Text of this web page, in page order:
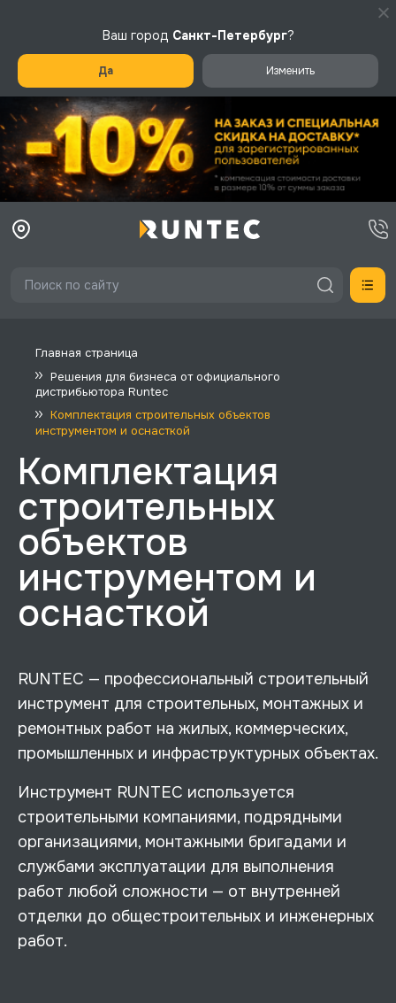
Ваш город Санкт-Петербург?
Да Изменить
Главная страница
Решения для бизнеса от официального
дистрибьютора Runtec
Комплектация строительных объектов
инструментом и оснасткой
Комплектация
строительных
объектов
инструментом и
оснасткой
RUNTEC — профессиональный строительный
инструмент для строительных, монтажных и
ремонтных работ на жилых, коммерческих,
промышленных и инфраструктурных объектах.
Инструмент RUNTEC используется
строительными компаниями, подрядными
организациями, монтажными бригадами и
службами эксплуатации для выполнения
работ любой сложности — от внутренней
отделки до общестроительных и инженерных
работ.